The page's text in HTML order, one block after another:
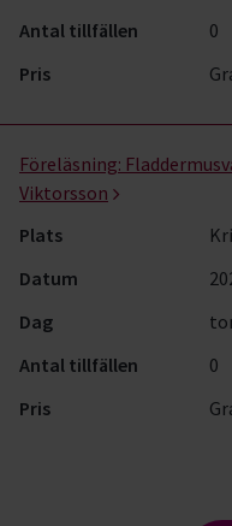
Antal tillfällen
0
Pris
Föreläsning:
Viktorsson
Plats
Datum
Dag
Antal tillfällen
0
Pris